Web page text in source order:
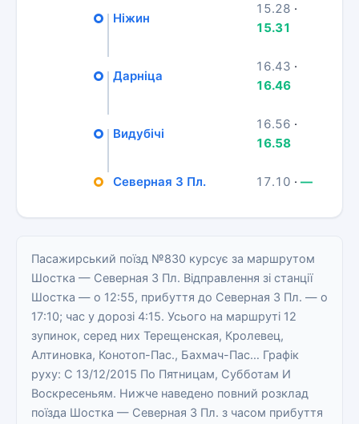
Ніжин
15.28 ·
15.31
Дарніца
16.43 ·
16.46
Видубічі
16.56 ·
16.58
Северная 3 Пл. 17.10 · —
Пасажирський поїзд №830 курсує за маршрутом
Шостка — Северная 3 Пл. Відправлення зі станції
Шостка — о 12:55, прибуття до Северная 3 Пл. — о
17:10; час у дорозі 4:15. Усього на маршруті 12
зупинок, серед них Терещенская, Кролевец,
Алтиновка, Конотоп-Пас., Бахмач-Пас… Графік
руху: С 13/12/2015 По Пятницам, Субботам И
Воскресеньям. Нижче наведено повний розклад
поїзда Шостка — Северная 3 Пл. з часом прибуття